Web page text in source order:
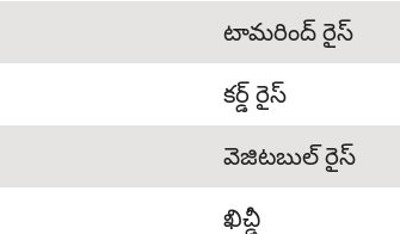
టామరింద్ రైస్
కర్డ్ రైస్
వెజిటబుల్ రైస్
ఖిచ్డీ